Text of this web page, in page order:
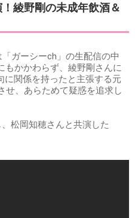
綾野剛の未成年飲酒＆
ガーシーch」の生配信の中
もかかわらず、綾野剛さんに
に関係を持ったと主張する元
せ、あらためて疑惑を追求し
松岡知穂さんと共演した